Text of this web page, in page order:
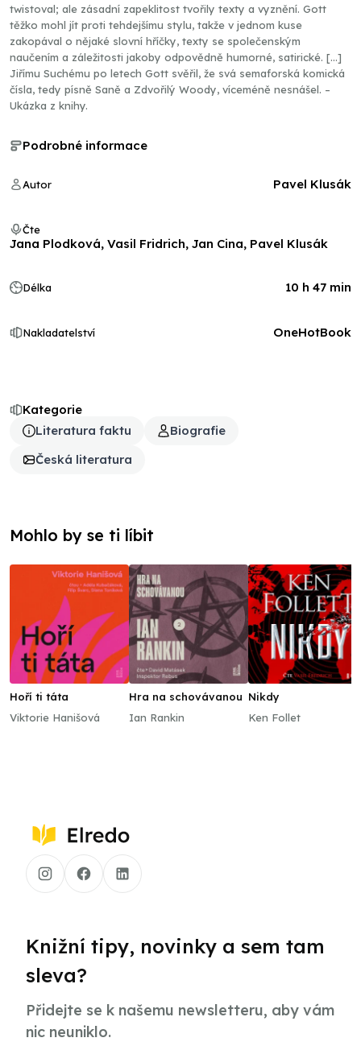
twistoval; ale zásadní zapeklitost tvořily texty a vyznění. Gott
těžko mohl jít proti tehdejšímu stylu, takže v jednom kuse
zakopával o nějaké slovní hříčky, texty se společenským
naučením a záležitosti jakoby odpovědně humorné, satirické. […]
Jiřímu Suchému po letech Gott svěřil, že svá semaforská komická
čísla, tedy písně Saně a Zdvořilý Woody, víceméně nesnášel. –
Ukázka z knihy.
Kategorie
Literatura faktu
Biografie
Česká literatura
Podrobné informace
Autor Pavel Klusák
Čte
Jana Plodková, Vasil Fridrich, Jan Cina, Pavel Klusák
Délka 10 h 47 min
Nakladatelství OneHotBook
Mohlo by se ti líbit
Hoří ti táta
Viktorie Hanišová
Hra na schovávanou
Ian Rankin
Nikdy
Ken Follet
Knižní tipy, novinky a sem tam
sleva?
Přidejte se k našemu newsletteru, aby vám
nic neuniklo.